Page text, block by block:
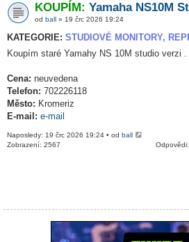
KOUPÍM: Yamaha NS10M
od ball » 19 črc 2026 19:24
KATEGORIE: STUDIOVÉ MONITORY,
Koupím staré Yamahy NS 10M studio verzi
Cena: neuvedena
Telefon: 702226118
Město: Kromeriz
E-mail: e-mail
Naposledy: 19 črc 2026 19:24 • od ball
Zobrazení: 2567